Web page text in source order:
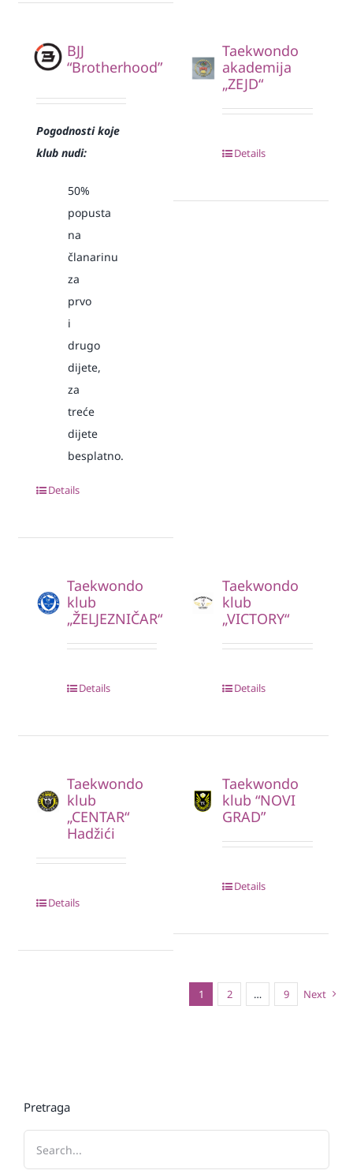
BJJ
“Brotherhood”
Pogodnosti koje
klub nudi:
50%
popusta
na
članarinu
za
prvo
i
drugo
dijete,
za
treće
dijete
besplatno.
Details
Taekwondo
akademija
„ZEJD“
Details
Taekwondo
klub
„ŽELJEZNIČAR“
Details
Taekwondo
klub
„VICTORY“
Details
Taekwondo
klub
„CENTAR“
Hadžići
Details
Taekwondo
klub “NOVI
GRAD”
Details
1 2 … 9 Next
Pretraga